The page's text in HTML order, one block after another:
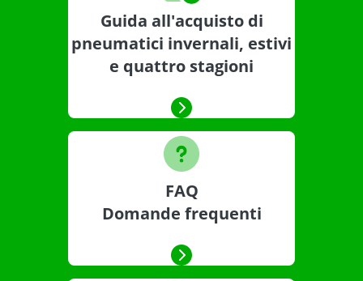
Guida all'acquisto di
pneumatici invernali, estivi
e quattro stagioni
FAQ
Domande frequenti